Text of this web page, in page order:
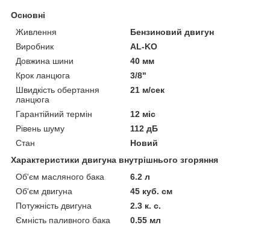
Основні
Живлення
Бензиновий двигун
Виробник
AL-KO
Довжина шини
40 мм
Крок ланцюга
3/8"
Швидкість обертання
ланцюга
21 м/сек
Гарантійний термін
12 міс
Рівень шуму
112 дБ
Стан
Новий
Характеристики двигуна внутрішнього згоряння
Об'єм масляного бака
6.2 л
Об'єм двигуна
45 куб. см
Потужність двигуна
2.3 к. с.
Ємність паливного бака
0.55 мл